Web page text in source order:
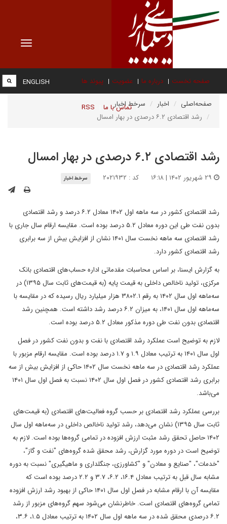
Toggle
صفحه نخست درباره ما عضویت پیوند ها
تماس با ما RSS
ENGLISH
صفحه‌اصلی اخبار
سرخط اخبار
رشد اقتصادی ۶.۲ درصدی در بهار امسال
رشد اقتصادی ۶.۲ درصدی در بهار امسال
کد : ۲۰۲۱۹۳۲ سرخط اخبار
رشد اقتصادی کشور در سه ماهه اول ۱۴۰۲ معادل ۶.۲ درصد و رشد اقتصادی
بدون نفت طی این دوره معادل ۵.۲ درصد بوده است. مقایسه ارقام سال جاری با
رشد اقتصادی سه ماهه نخست سال ۱۴۰۱ نشان از افزایش بیش از سه برابری
رشد اقتصادی کشور دارد.
به گزارش ایسنا، بر اساس محاسبات مقدماتی اداره حساب‌های اقتصادی بانک
مرکزی، تولید ناخالص داخلی به قیمت پایه (به قیمت‌های ثابت سال ۱۳۹۵) در
سه‌ماهه اول سال ۱۴۰۲ به رقم ۳۸۰۲.۱ هزار میلیارد ریال رسیده که در مقایسه با
سه‌ماهه اول سال ۱۴۰۱، به میزان ۶.۲ درصد رشد داشته است. همچنین رشد
اقتصادی بدون نفت طی دوره مذکور معادل ۵.۲ درصد بوده است.
لازم به توضیح است عملکرد رشد اقتصادی با نفت و بدون نفت کشور در فصل
اول سال ۱۴۰۱ به ترتیب معادل ۱.۹ و ۱.۷ درصد بوده است. مقایسه ارقام مزبور با
عملکرد رشد اقتصادی در سه ماهه نخست سال ۱۴۰۲ حاکی از افزایش بیش از سه
برابری رشد اقتصادی کشور در فصل اول سال ۱۴۰۲ نسبت به فصل اول سال ۱۴۰۱
می‌باشد.
بررسی عملکرد رشد اقتصادی بر حسب گروه فعالیت‌های اقتصادی (به قیمت‌های
ثابت سال ۱۳۹۵) نشان می‌دهد، رشد تولید ناخالص داخلی در سه‌ماهه اول سال
۱۴۰۲ حاصل تحقق رشد مثبت ارزش افزوده در تمامی گروه‌ها بوده است. لازم به
توضیح است در دوره مورد گزارش، رشد محقق شده گروه‌های "نفت و گاز"،
"خدمات"، "صنایع و معادن" و "کشاورزی، جنگلداری و ماهیگیری" نسبت به دوره
مشابه سال قبل به ترتیب معادل ۱۶.۴، ۶.۲، ۳.۷ و ۲.۲ درصد بوده است که
مقایسه آن با ارقام مشابه در فصل اول سال ۱۴۰۱ حاکی از بهبود رشد ارزش افزوده
تمامی گروه‌های اقتصادی است. خاطرنشان می‌شود سهم گروه‌های مزبور از رشد
۶.۲ درصدی محقق شده در سه ماهه اول سال ۱۴۰۲ به ترتیب معادل ۱.۵، ۳.۶،